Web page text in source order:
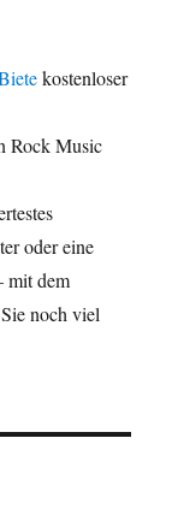
kostenloser
Rock Music
oder eine
mit dem
noch viel